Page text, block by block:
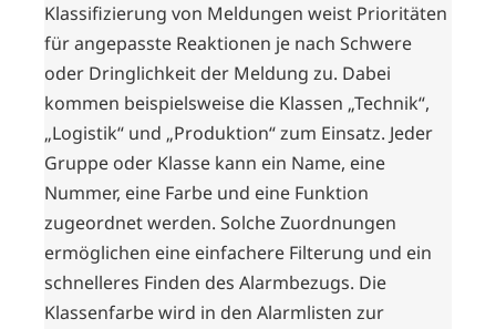
Klassifizierung von Meldungen weist Prioritäten
für angepasste Reaktionen je nach Schwere
oder Dringlichkeit der Meldung zu. Dabei
kommen beispielsweise die Klassen „Technik“,
„Logistik“ und „Produktion“ zum Einsatz. Jeder
Gruppe oder Klasse kann ein Name, eine
Nummer, eine Farbe und eine Funktion
zugeordnet werden. Solche Zuordnungen
ermöglichen eine einfachere Filterung und ein
schnelleres Finden des Alarmbezugs. Die
Klassenfarbe wird in den Alarmlisten zur